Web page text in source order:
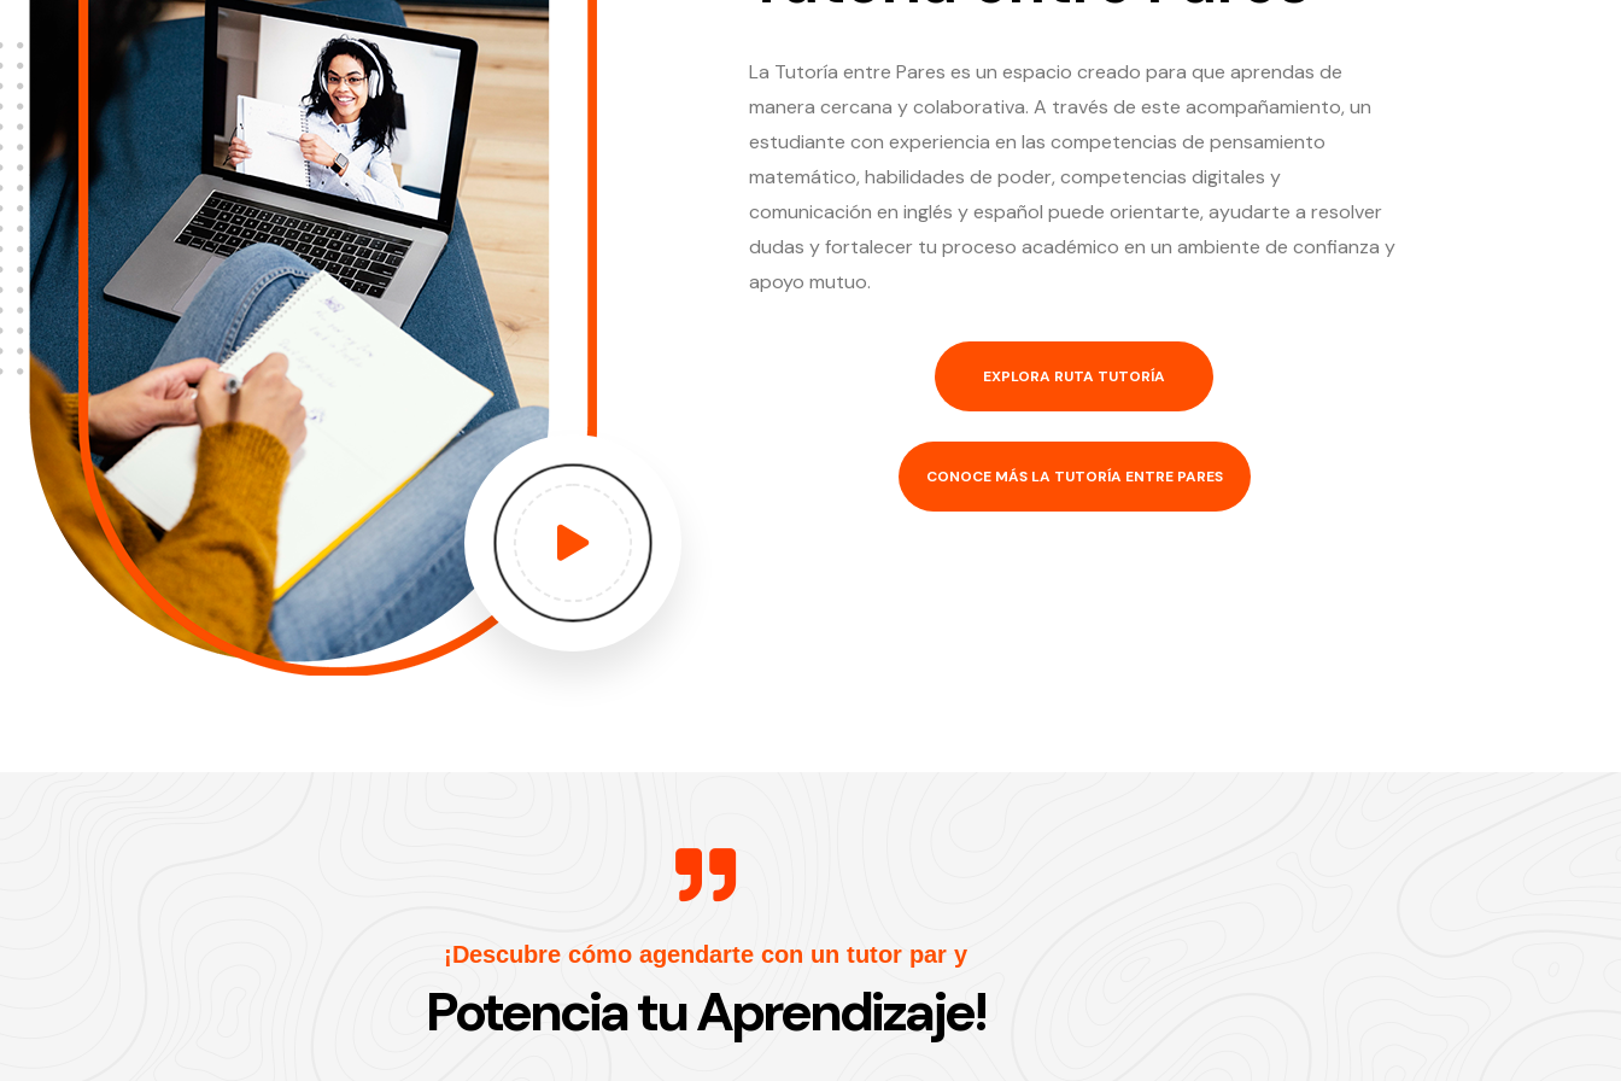
La Tutoría entre Pares es un espacio creado para que aprendas de
manera cercana y colaborativa. A través de este acompañamiento, un
estudiante con experiencia en las competencias de pensamiento
matemático, habilidades de poder, competencias digitales y
comunicación en inglés y español puede orientarte, ayudarte a resolver
dudas y fortalecer tu proceso académico en un ambiente de confianza y
apoyo mutuo.
EXPLORA RUTA TUTORÍA
CONOCE MÁS LA TUTORÍA ENTRE PARES
¡Descubre cómo agendarte con un tutor par y
Potencia tu Aprendizaje!